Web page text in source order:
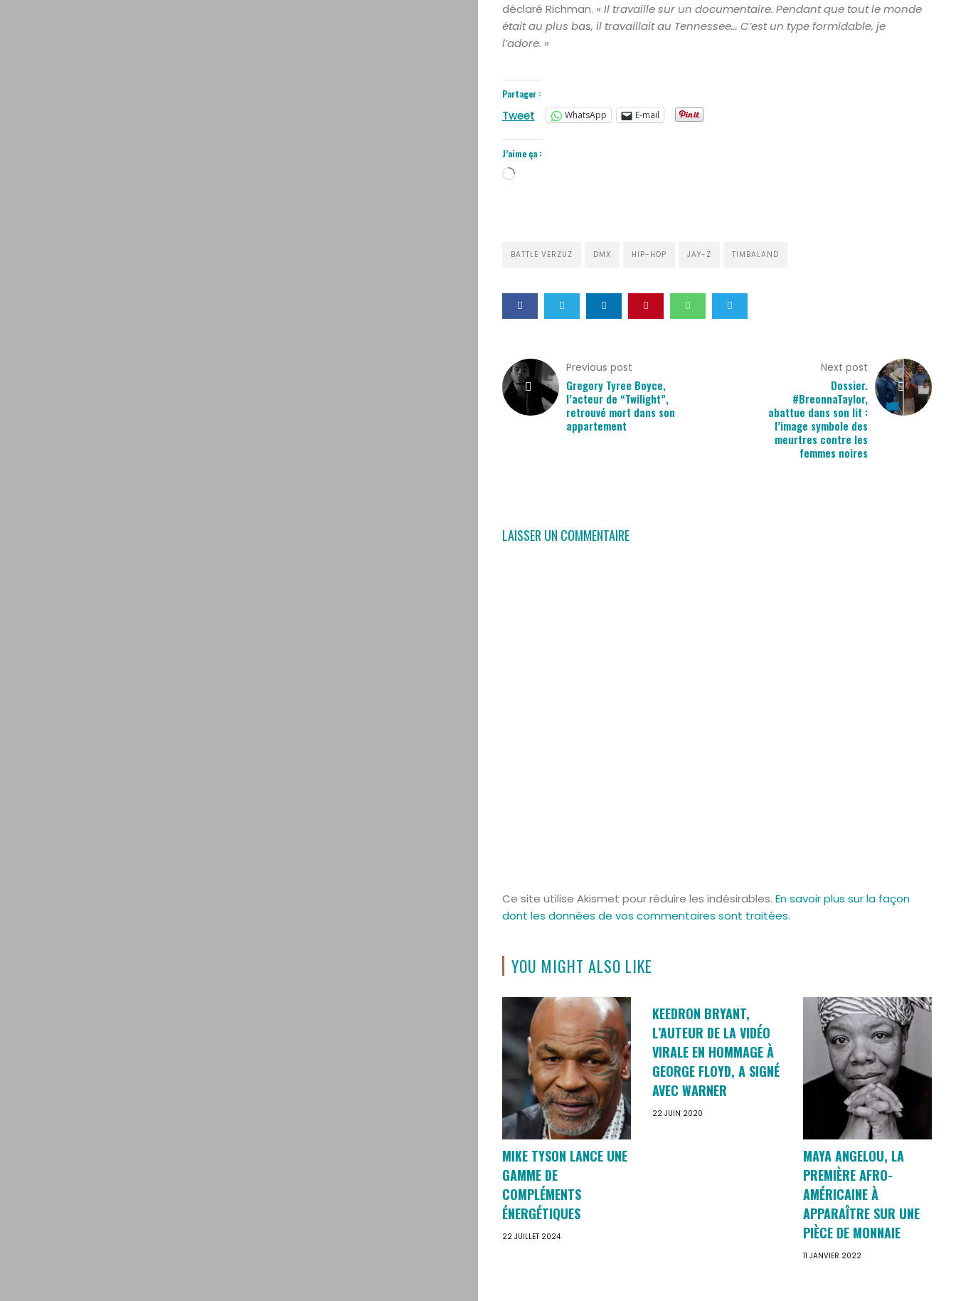
déclaré Richman. « Il travaille sur un documentaire. Pendant que tout le monde
était au plus bas, il travaillait au Tennessee… C’est un type formidable, je
l’adore. »
Partager :
Tweet WhatsApp E-mail
J’aime ça :
Chargement…
BATTLE VERZUZ DMX HIP-HOP JAY-Z TIMBALAND
Previous post
Gregory Tyree Boyce,
l’acteur de “Twilight”,
retrouvé mort dans son
appartement
Next post
Dossier.
#BreonnaTaylor,
abattue dans son lit :
l’image symbole des
meurtres contre les
femmes noires
LAISSER UN COMMENTAIRE
Ce site utilise Akismet pour réduire les indésirables. En savoir plus sur la façon
dont les données de vos commentaires sont traitées.
YOU MIGHT ALSO LIKE
MIKE TYSON LANCE UNE
GAMME DE
COMPLÉMENTS
ÉNERGÉTIQUES
22 JUILLET 2024
KEEDRON BRYANT,
L’AUTEUR DE LA VIDÉO
VIRALE EN HOMMAGE À
GEORGE FLOYD, A SIGNÉ
AVEC WARNER
22 JUIN 2020
MAYA ANGELOU, LA
PREMIÈRE AFRO-
AMÉRICAINE À
APPARAÎTRE SUR UNE
PIÈCE DE MONNAIE
11 JANVIER 2022